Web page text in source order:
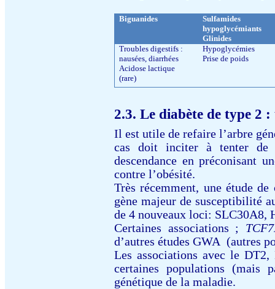
Biguanides
Sulfamides
hypoglycémiants
Glinides
Troubles digestifs :
nausées, diarrhées
Acidose lactique
(rare)
Hypoglycémies
Prise de poids
2.3. Le diabète de type 2
Il est utile de refaire l’arbre
cas doit inciter à tenter de
descendance en préconisant
contre l’obésité.
Très récemment, une étude de
gène majeur de susceptibilité
de 4 nouveaux loci: SLC30A8,
Certaines associations ;
d’autres études GWA (autres
Les associations avec le DT2,
certaines populations (mais
génétique de la maladie.